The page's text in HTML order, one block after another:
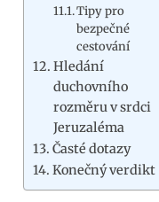
Tipy pro
bezpečné
cestování
Hledání
duchovního
rozměru v srdci
Jeruzaléma
Časté dotazy
Konečný verdikt